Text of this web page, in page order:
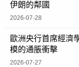
伊朗的鄰國
2026-07-28
歐洲央行首席經濟
模的通脹衝擊
2026-07-27